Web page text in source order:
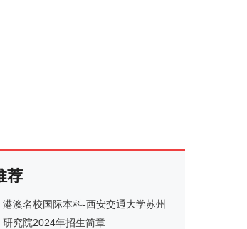
荐
港澳名校国际本科-西安交通大学苏州
研究院2024年招生简章